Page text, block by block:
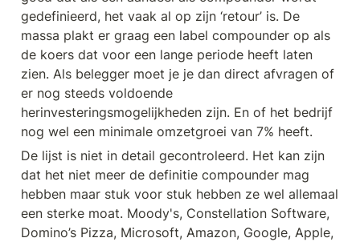
gedefinieerd, het vaak al op zijn ‘retour’ is. De
massa plakt er graag een label compounder op als
de koers dat voor een lange periode heeft laten
zien. Als belegger moet je je dan direct afvragen of
er nog steeds voldoende
herinvesteringsmogelijkheden zijn. En of het bedrijf
nog wel een minimale omzetgroei van 7% heeft.
De lijst is niet in detail gecontroleerd. Het kan zijn
dat het niet meer de definitie compounder mag
hebben maar stuk voor stuk hebben ze wel allemaal
een sterke moat. Moody's, Constellation Software,
Domino’s Pizza, Microsoft, Amazon, Google, Apple,